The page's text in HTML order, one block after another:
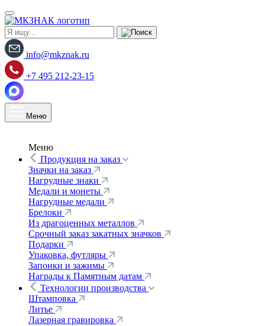
info@mkznak.ru
+7 495 212-23-15
Меню
Меню
Продукция на заказ
Значки на заказ
Нагрудные знаки
Медали и монеты
Нагрудные медали
Брелоки
Из драгоценных металлов
Срочный заказ закатных значков
Подарки
Упаковка, футляры
Запонки и зажимы
Награды к Памятным датам
Технологии производства
Штамповка
Литье
Лазерная гравировка